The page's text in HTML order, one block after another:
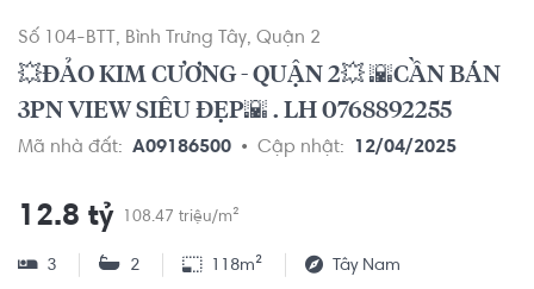
Số 104-BTT Bình Trưng Tây Quận 2
💥ĐẢO KIM CƯƠNG - QUẬN 2💥 🌇CẦN BÁN
3PN VIEW SIÊU ĐẸP🌇 . LH 0768892255
Mã nhà đất: A09186500 Cập nhật: 12/04/2025
12.8 tỷ 108.47 triệu/m²
3 2 118m² Tây Nam